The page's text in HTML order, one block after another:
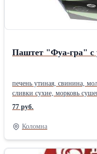
Паштет "Фуа-гра" с
печень утиная, свинина,
сливки сухие, морковь
репчатый, масло
дезодорированное, мука
пищевая, яблоки сушеные,
перец белый молотый,
молотая.Производитель:
77 руб.
Коломна